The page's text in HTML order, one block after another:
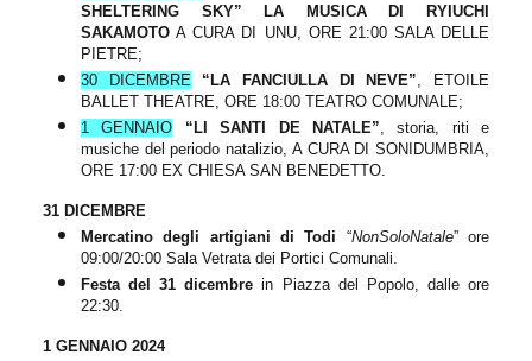
SHELTERING SKY”
LA MUSICA DI RYIUCHI
SAKAMOTO A CURA DI UNU, ORE 21:00 SALA DELLE
PIETRE;
30 DICEMBRE
“LA FANCIULLA DI NEVE” , ETOILE
BALLET THEATRE, ORE 18:00 TEATRO COMUNALE;
1 GENNAIO
“LI SANTI DE NATALE” , storia, riti e
musiche del periodo natalizio, A CURA DI SONIDUMBRIA,
ORE 17:00 EX CHIESA SAN BENEDETTO.
31 DICEMBRE
Mercatino degli artigiani di Todi “NonSoloNatale” ore
09:00/20:00 Sala Vetrata dei Portici Comunali.
Festa del 31 dicembre in Piazza del Popolo, dalle ore
22:30.
1 GENNAIO 2024